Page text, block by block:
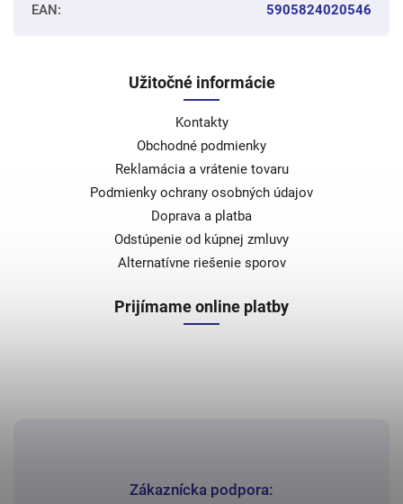
EAN: 5905824020546
Zákaznícka podpora:
Užitočné informácie
Kontakty
Obchodné podmienky
Reklamácia a vrátenie tovaru
Podmienky ochrany osobných údajov
Doprava a platba
Odstúpenie od kúpnej zmluvy
Alternatívne riešenie sporov
Prijímame online platby